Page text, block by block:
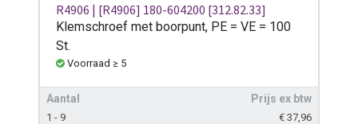
R4906 | [R4906] 180-604200 [312.82.33]
Klemschroef met boorpunt, PE = VE = 100
St.
Voorraad ≥ 5
Aantal Prijs ex btw
1 - 9 € 37,96